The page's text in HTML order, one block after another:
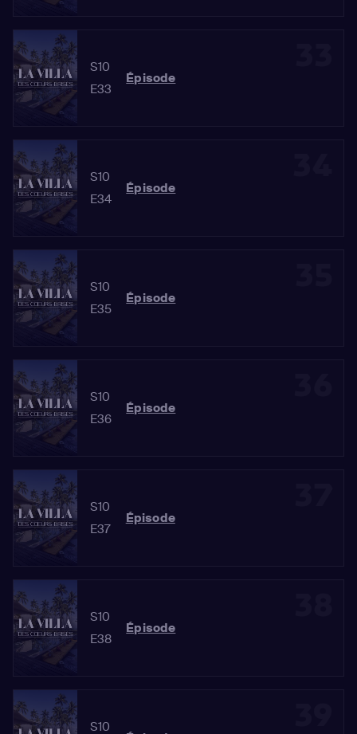
S10
E33
Épisode
S10
E34
Épisode
S10
E35
Épisode
S10
E36
Épisode
S10
E37
Épisode
S10
E38
Épisode
S10